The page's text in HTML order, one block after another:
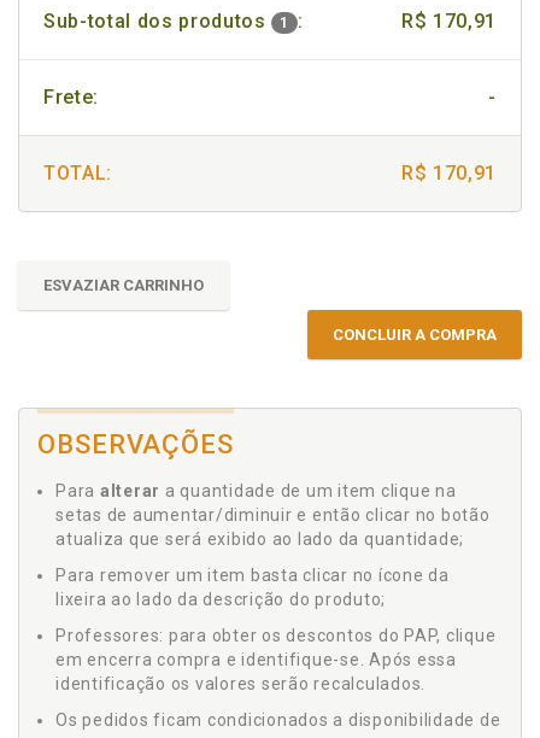
Sub-total dos produtos 1 : R$ 170,91
Frete: -
TOTAL: R$ 170,91
ESVAZIAR CARRINHO
CONCLUIR A COMPRA
OBSERVAÇÕES
Para alterar a quantidade de um item clique na
setas de aumentar/diminuir e então clicar no botão
atualiza que será exibido ao lado da quantidade;
Para remover um item basta clicar no ícone da
lixeira ao lado da descrição do produto;
Professores: para obter os descontos do PAP, clique
em encerra compra e identifique-se. Após essa
identificação os valores serão recalculados.
Os pedidos ficam condicionados a disponibilidade de